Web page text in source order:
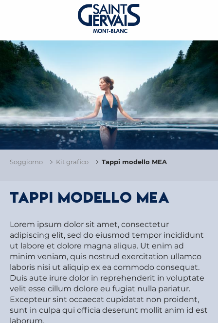
Soggiorno Kit grafico Tappi modello MEA
Tappi modello MEA
Lorem ipsum dolor sit amet, consectetur
adipiscing elit, sed do eiusmod tempor incididunt
ut labore et dolore magna aliqua. Ut enim ad
minim veniam, quis nostrud exercitation ullamco
laboris nisi ut aliquip ex ea commodo consequat.
Duis aute irure dolor in reprehenderit in voluptate
velit esse cillum dolore eu fugiat nulla pariatur.
Excepteur sint occaecat cupidatat non proident,
sunt in culpa qui officia deserunt mollit anim id est
laborum.